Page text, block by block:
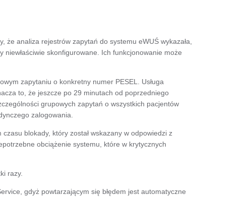
analiza rejestrów zapytań do systemu eWUŚ wykazała,
skonfigurowane. Ich funkcjonowanie może
zapytaniu o konkretny numer PESEL. Usługa
to, że jeszcze po 29 minutach od poprzedniego
grupowych zapytań o wszystkich pacjentów
zalogowania.
blokady, który został wskazany w odpowiedzi z
obciążenie systemu, które w krytycznych
razy.
gdyż powtarzającym się błędem jest automatyczne